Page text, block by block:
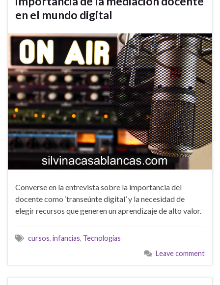
en el mundo digital
Converse en la entrevista sobre la importancia del
docente como ‘transeúnte digital’ y la necesidad de
elegir recursos que generen un aprendizaje de alto valor.
cursos, infancias, Tecnologías
Leave comment